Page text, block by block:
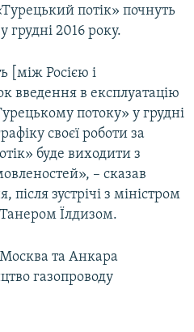
потік» почнуть
грудні 2016 року.
[між Росією і
введення в експлуатацію
потоку» у грудні
своєї роботи за
буде виходити з
– сказав
після зустрічі з міністром
Їлдизом.
та Анкара
газопроводу